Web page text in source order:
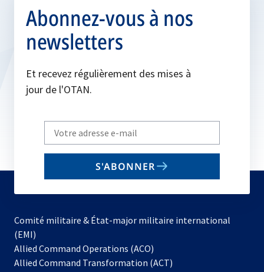
Abonnez-vous à nos
newsletters
Et recevez régulièrement des mises à
jour de l'OTAN.
Write
your
email
S'ABONNER
Comité militaire & État-major militaire international
(EMI)
Allied Command Operations (ACO)
dans
Allied Command Transformation (ACT)